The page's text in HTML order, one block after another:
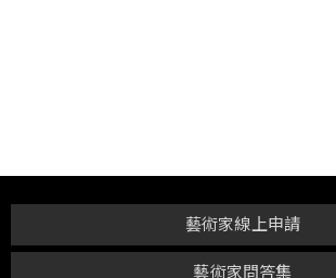
藝術家問答集
藝術家線上申請